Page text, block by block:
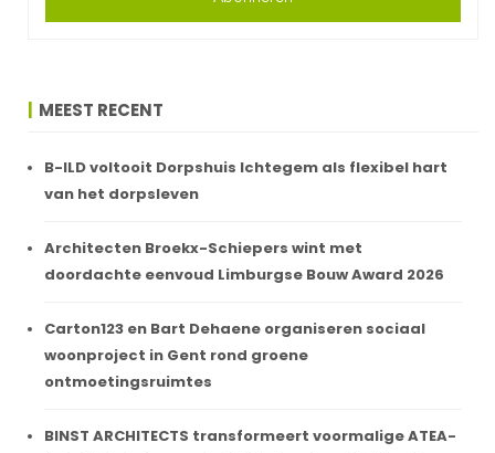
MEEST RECENT
B-ILD voltooit Dorpshuis Ichtegem als flexibel hart
van het dorpsleven
Architecten Broekx-Schiepers wint met
doordachte eenvoud Limburgse Bouw Award 2026
Carton123 en Bart Dehaene organiseren sociaal
woonproject in Gent rond groene
ontmoetingsruimtes
BINST ARCHITECTS transformeert voormalige ATEA-